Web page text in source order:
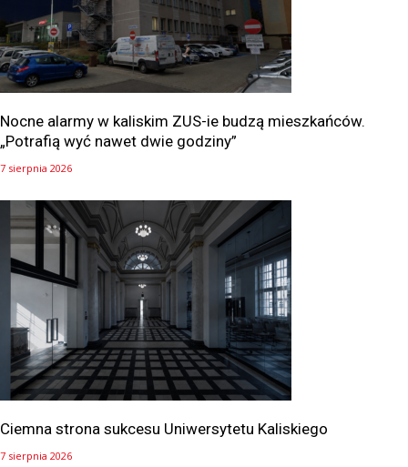
Nocne alarmy w kaliskim ZUS-ie budzą mieszkańców.
„Potrafią wyć nawet dwie godziny”
7 sierpnia 2026
Ciemna strona sukcesu Uniwersytetu Kaliskiego
7 sierpnia 2026